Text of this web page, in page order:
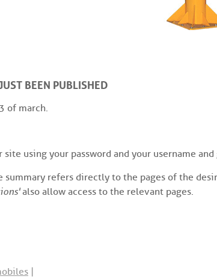
BEEN PUBLISHED
of march.
using your password and your username
summary refers directly to the pages of the
also allow access to the relevant pages.